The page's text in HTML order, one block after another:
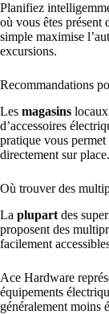
Planifiez
où vous êtes présent
simple maximise
excursions.
Recommandations
Les magasins
d’accessoires
pratique vous permet
directement sur place.
Où trouver des
La plupart des
proposent des
facilement
Ace Hardware
équipements
généralement moins